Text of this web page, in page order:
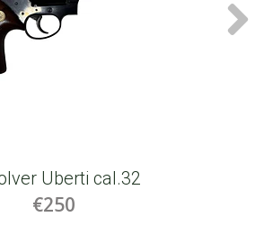
Uberti cal.32
€250